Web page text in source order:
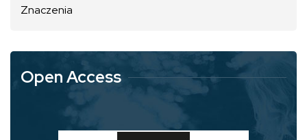
Znaczenia
Open Access